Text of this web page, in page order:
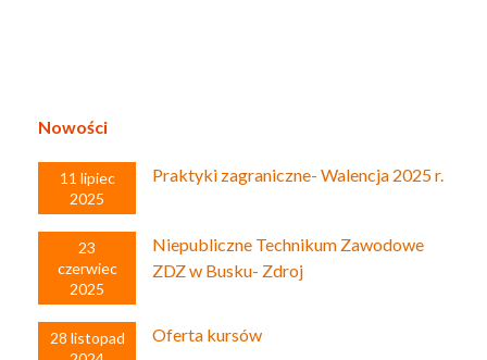
Nowości
11 lipiec
2025
Praktyki zagraniczne- Walencja 2025 r.
23
czerwiec
2025
Niepubliczne Technikum Zawodowe
ZDZ w Busku- Zdroj
28 listopad
Oferta kursów